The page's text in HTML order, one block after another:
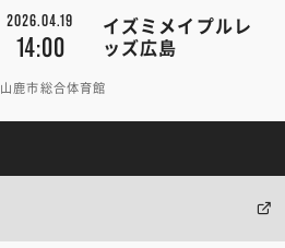
2026.04.19
14:00
イズミメイプルレ
ッズ広島
山鹿市総合体育館